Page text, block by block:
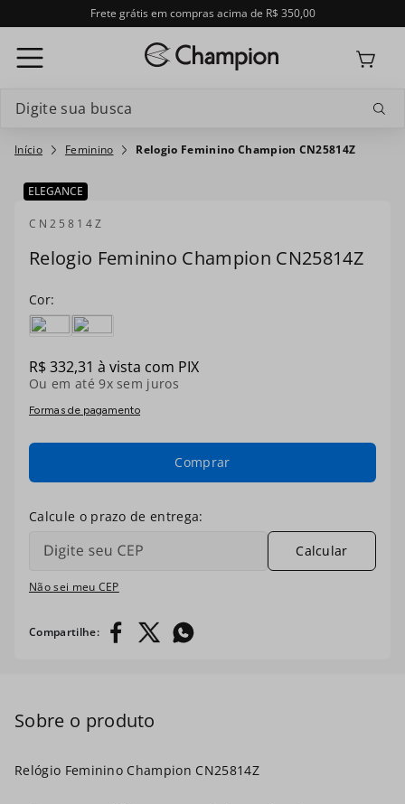
Frete grátis em compras acima de R$ 350,00
Feminino Relogio Feminino Champion CN25814Z
ELEGANCE
CN25814Z
Relogio Feminino Champion CN25814Z
R$332,31 à vista com PIX
Ou em até9x sem juros
Formas de pagamento
Comprar
Não sei meu CEP
Calcular
Relógio Feminino Champion CN25814Z
Termos mais buscados
1º relogio feminino
º relogio champion feminino
relogio masculino
º troca-pulseira
º relogio smartwatch
º ch30224
relogio prata dourado